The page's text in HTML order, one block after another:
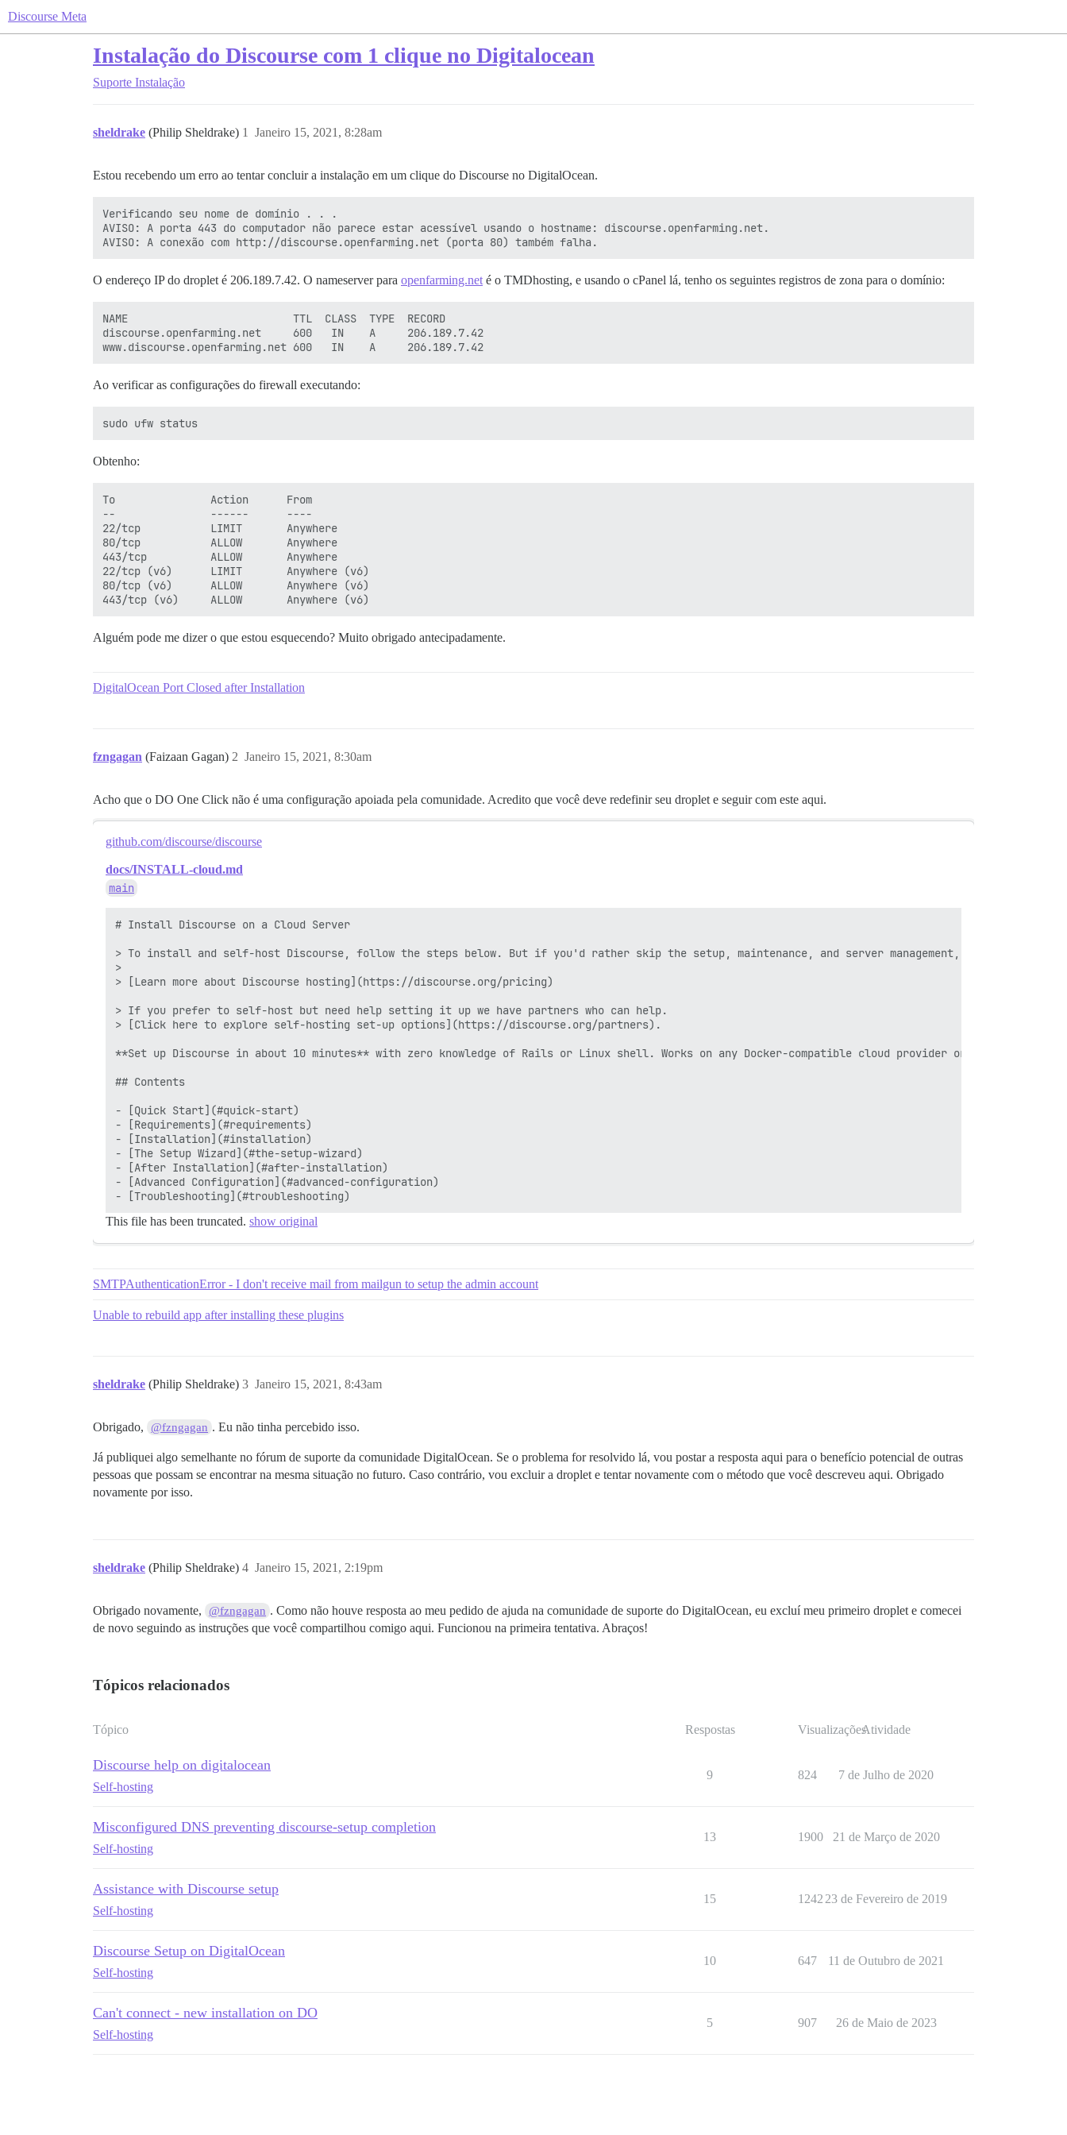
Discourse Meta
Instalação do Discourse com 1 clique no Digitalocean
Suporte Instalação
sheldrake (Philip Sheldrake) Janeiro 15, 2021, 8:28am
1
Estou recebendo um erro ao tentar concluir a instalação em um clique do Discourse no DigitalOcean.
Verificando seu nome de domínio . . .
AVISO: A porta 443 do computador não parece estar acessível usando o hostname: discourse.openfarming.net.
O endereço IP do droplet é 206.189.7.42. O nameserver para openfarming.net é o TMDhosting, e usando o cPanel lá, tenho os seguintes registros de zona para o domínio:
NAME                          TTL  CLASS  TYPE  RECORD
discourse.openfarming.net     600   IN    A     206.189.7.42
Ao verificar as configurações do firewall executando:
Obtenho:
To               Action      From
--               ------      ----
22/tcp           LIMIT       Anywhere
80/tcp           ALLOW       Anywhere
443/tcp          ALLOW       Anywhere
22/tcp (v6)      LIMIT       Anywhere (v6)
80/tcp (v6)      ALLOW       Anywhere (v6)
Alguém pode me dizer o que estou esquecendo? Muito obrigado antecipadamente.
DigitalOcean Port Closed after Installation
fzngagan (Faizaan Gagan) Janeiro 15, 2021, 8:30am
2
Acho que o DO One Click não é uma configuração apoiada pela comunidade. Acredito que você deve redefinir seu droplet e seguir com este aqui.
github.com/discourse/discourse
docs/INSTALL-cloud.md
main
# Install Discourse on a Cloud Server
> To install and self-host Discourse, follow the steps below. But if you'd rather skip the setup, maintenance, and server management, our official
>
> [Learn more about Discourse hosting](https://discourse.org/pricing)
> If you prefer to self-host but need help setting it up we have partners who can help.
> [Click here to explore self-hosting set-up options](https://discourse.org/partners).
**Set up Discourse in about 10 minutes** with zero knowledge of Rails or Linux shell. Works on any Docker-compatible cloud provider or local server.
## Contents
- [Quick Start](#quick-start)
- [Requirements](#requirements)
- [Installation](#installation)
- [The Setup Wizard](#the-setup-wizard)
- [After Installation](#after-installation)
- [Advanced Configuration](#advanced-configuration)
This file has been truncated. show original
SMTPAuthenticationError - I don't receive mail from mailgun to setup the admin account
Unable to rebuild app after installing these plugins
sheldrake (Philip Sheldrake) Janeiro 15, 2021, 8:43am
3
Obrigado, @fzngagan . Eu não tinha percebido isso.
Já publiquei algo semelhante no fórum de suporte da comunidade DigitalOcean. Se o problema for resolvido lá, vou postar a resposta aqui para o benefício potencial de outras
pessoas que possam se encontrar na mesma situação no futuro. Caso contrário, vou excluir a droplet e tentar novamente com o método que você descreveu aqui. Obrigado
novamente por isso.
sheldrake (Philip Sheldrake) Janeiro 15, 2021, 2:19pm
4
Obrigado novamente, @fzngagan . Como não houve resposta ao meu pedido de ajuda na comunidade de suporte do DigitalOcean, eu excluí meu primeiro droplet e comecei
de novo seguindo as instruções que você compartilhou comigo aqui. Funcionou na primeira tentativa. Abraços!
Tópicos relacionados
Tópico Respostas VisualizaçõesAtividade
Discourse help on digitalocean
Self-hosting
9 824 7 de Julho de 2020
Misconfigured DNS preventing discourse-setup completion
Self-hosting
13 1900 21 de Março de 2020
Assistance with Discourse setup
Self-hosting
15 1242 23 de Fevereiro de 2019
Discourse Setup on DigitalOcean
Self-hosting
10 647 11 de Outubro de 2021
Can't connect - new installation on DO
Self-hosting
5 907 26 de Maio de 2023